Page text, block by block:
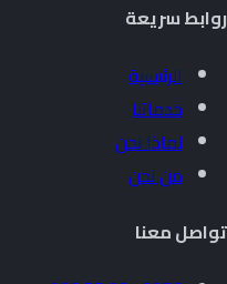
روابط سريعة
الرئيسية
خدماتنا
لماذا نحن
من نحن
تواصل معنا